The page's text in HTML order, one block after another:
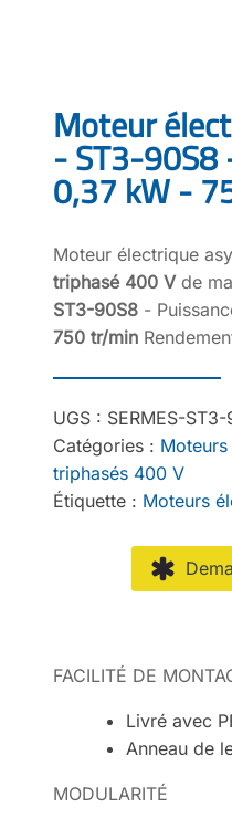
Moteur
- ST3-
0,37 kW -
Moteur électrique
triphasé 400 V de
ST3-90S8 -
750 tr/min
UGS : SERMES-
Catégories :
triphasés 400 V
Étiquette : Moteurs
FACILITÉ DE
Livré avec
Anneau de
MODULARITÉ